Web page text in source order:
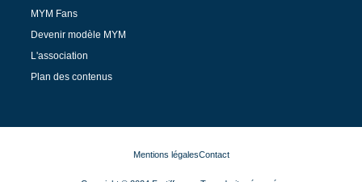
MYM Fans
Devenir modèle MYM
L'association
Plan des contenus
Mentions légalesContact